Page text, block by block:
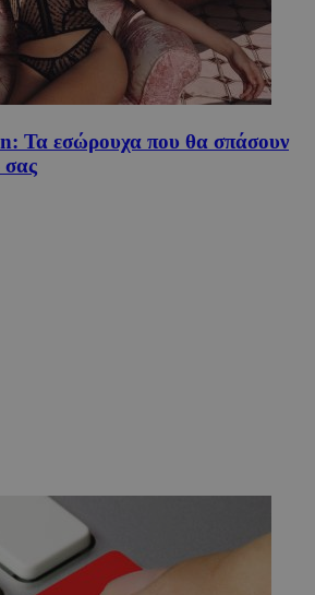
Τα εσώρουχα που θα σπάσουν
σας